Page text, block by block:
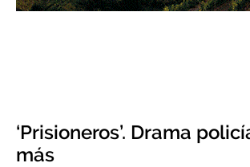
‘Prisioneros’. Drama
más